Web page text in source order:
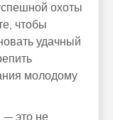
охоты
чтобы
удачный
молодому